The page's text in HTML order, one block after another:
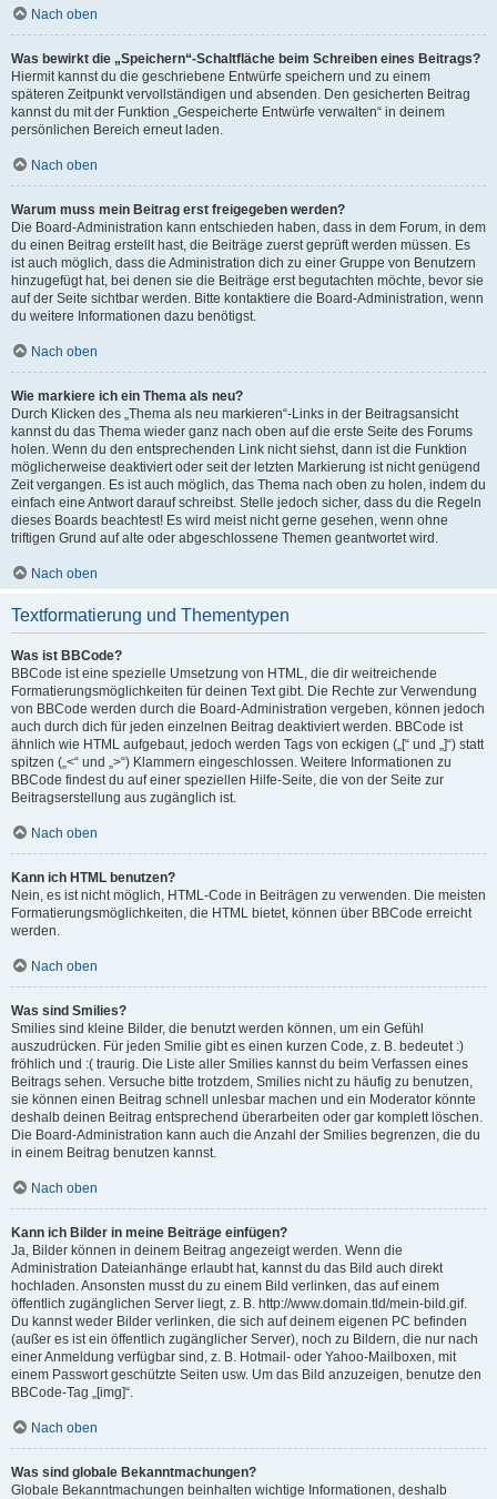
Nach oben
Was bewirkt die „Speichern“-Schaltfläche beim Schreiben eines Beitrags?
Hiermit kannst du die geschriebene Entwürfe speichern und zu einem
späteren Zeitpunkt vervollständigen und absenden. Den gesicherten Beitrag
kannst du mit der Funktion „Gespeicherte Entwürfe verwalten“ in deinem
persönlichen Bereich erneut laden.
Nach oben
Warum muss mein Beitrag erst freigegeben werden?
Die Board-Administration kann entschieden haben, dass in dem Forum, in dem
du einen Beitrag erstellt hast, die Beiträge zuerst geprüft werden müssen. Es
ist auch möglich, dass die Administration dich zu einer Gruppe von Benutzern
hinzugefügt hat, bei denen sie die Beiträge erst begutachten möchte, bevor sie
auf der Seite sichtbar werden. Bitte kontaktiere die Board-Administration, wenn
du weitere Informationen dazu benötigst.
Nach oben
Wie markiere ich ein Thema als neu?
Durch Klicken des „Thema als neu markieren“-Links in der Beitragsansicht
kannst du das Thema wieder ganz nach oben auf die erste Seite des Forums
holen. Wenn du den entsprechenden Link nicht siehst, dann ist die Funktion
möglicherweise deaktiviert oder seit der letzten Markierung ist nicht genügend
Zeit vergangen. Es ist auch möglich, das Thema nach oben zu holen, indem du
einfach eine Antwort darauf schreibst. Stelle jedoch sicher, dass du die Regeln
dieses Boards beachtest! Es wird meist nicht gerne gesehen, wenn ohne
triftigen Grund auf alte oder abgeschlossene Themen geantwortet wird.
Nach oben
Textformatierung und Thementypen
Was ist BBCode?
BBCode ist eine spezielle Umsetzung von HTML, die dir weitreichende
Formatierungsmöglichkeiten für deinen Text gibt. Die Rechte zur Verwendung
von BBCode werden durch die Board-Administration vergeben, können jedoch
auch durch dich für jeden einzelnen Beitrag deaktiviert werden. BBCode ist
ähnlich wie HTML aufgebaut, jedoch werden Tags von eckigen („[“ und „]“) statt
spitzen („<“ und „>“) Klammern eingeschlossen. Weitere Informationen zu
BBCode findest du auf einer speziellen Hilfe-Seite, die von der Seite zur
Beitragserstellung aus zugänglich ist.
Nach oben
Kann ich HTML benutzen?
Nein, es ist nicht möglich, HTML-Code in Beiträgen zu verwenden. Die meisten
Formatierungsmöglichkeiten, die HTML bietet, können über BBCode erreicht
werden.
Nach oben
Was sind Smilies?
Smilies sind kleine Bilder, die benutzt werden können, um ein Gefühl
auszudrücken. Für jeden Smilie gibt es einen kurzen Code, z. B. bedeutet :)
fröhlich und :( traurig. Die Liste aller Smilies kannst du beim Verfassen eines
Beitrags sehen. Versuche bitte trotzdem, Smilies nicht zu häufig zu benutzen,
sie können einen Beitrag schnell unlesbar machen und ein Moderator könnte
deshalb deinen Beitrag entsprechend überarbeiten oder gar komplett löschen.
Die Board-Administration kann auch die Anzahl der Smilies begrenzen, die du
in einem Beitrag benutzen kannst.
Nach oben
Kann ich Bilder in meine Beiträge einfügen?
Ja, Bilder können in deinem Beitrag angezeigt werden. Wenn die
Administration Dateianhänge erlaubt hat, kannst du das Bild auch direkt
hochladen. Ansonsten musst du zu einem Bild verlinken, das auf einem
öffentlich zugänglichen Server liegt, z. B. http://www.domain.tld/mein-bild.gif.
Du kannst weder Bilder verlinken, die sich auf deinem eigenen PC befinden
(außer es ist ein öffentlich zugänglicher Server), noch zu Bildern, die nur nach
einer Anmeldung verfügbar sind, z. B. Hotmail- oder Yahoo-Mailboxen, mit
einem Passwort geschützte Seiten usw. Um das Bild anzuzeigen, benutze den
BBCode-Tag „[img]“.
Nach oben
Was sind globale Bekanntmachungen?
Globale Bekanntmachungen beinhalten wichtige Informationen, deshalb